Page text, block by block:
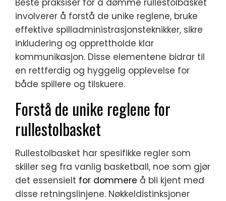
Beste praksiser for å dømme rullestolbasket
involverer å forstå de unike reglene, bruke
effektive spilladministrasjonsteknikker, sikre
inkludering og opprettholde klar
kommunikasjon. Disse elementene bidrar til
en rettferdig og hyggelig opplevelse for
både spillere og tilskuere.
Forstå de unike reglene for
rullestolbasket
Rullestolbasket har spesifikke regler som
skiller seg fra vanlig basketball, noe som gjør
det essensielt for dommere å bli kjent med
disse retningslinjene. Nøkkeldistinksjoner